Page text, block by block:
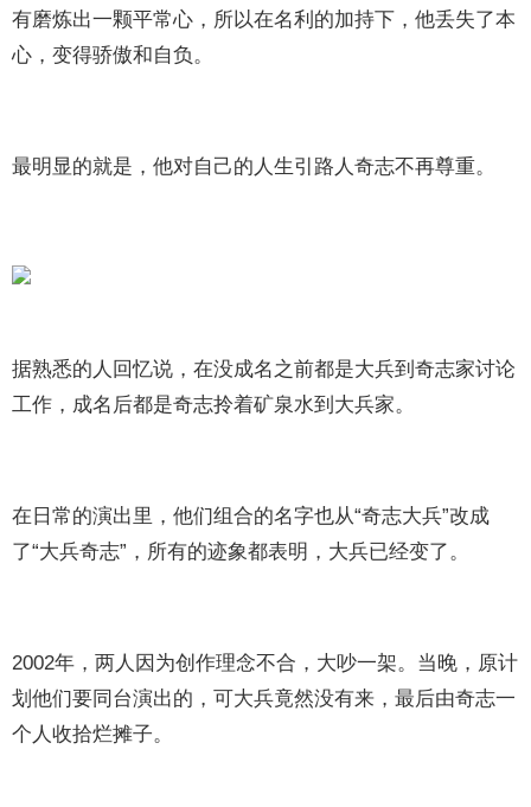
有磨炼出一颗平常心，所以在名利的加持下，他丢失了本
心，变得骄傲和自负。
最明显的就是，他对自己的人生引路人奇志不再尊重。
据熟悉的人回忆说，在没成名之前都是大兵到奇志家讨论
工作，成名后都是奇志拎着矿泉水到大兵家。
在日常的演出里，他们组合的名字也从“奇志大兵”改成
了“大兵奇志”，所有的迹象都表明，大兵已经变了。
2002年，两人因为创作理念不合，大吵一架。当晚，原计
划他们要同台演出的，可大兵竟然没有来，最后由奇志一
个人收拾烂摊子。